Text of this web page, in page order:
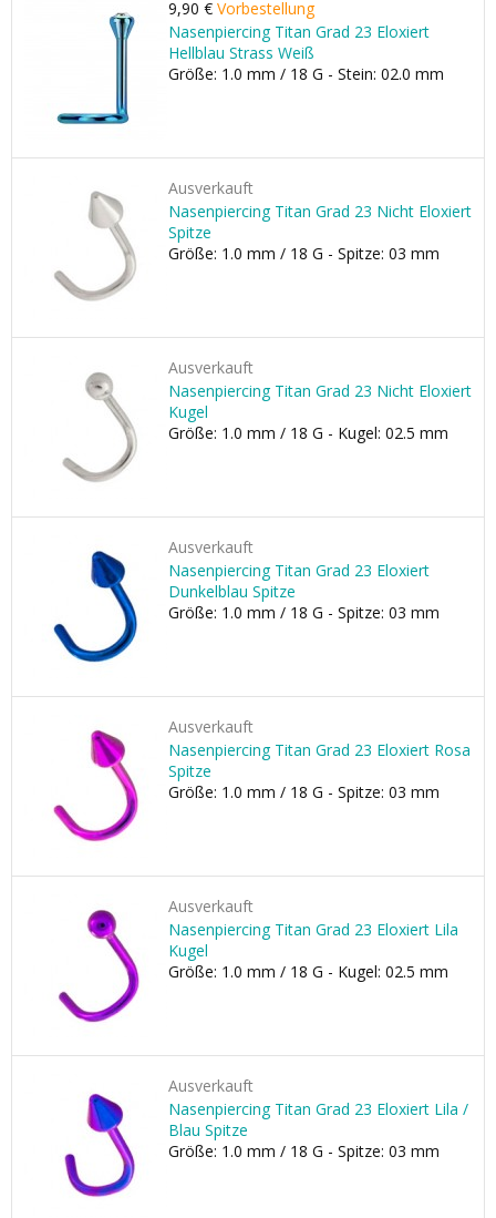
9,90 € Vorbestellung
Nasenpiercing Titan Grad 23 Eloxiert
Hellblau Strass Weiß
Größe: 1.0 mm / 18 G - Stein: 02.0 mm
Ausverkauft
Nasenpiercing Titan Grad 23 Nicht Eloxiert
Spitze
Größe: 1.0 mm / 18 G - Spitze: 03 mm
Ausverkauft
Nasenpiercing Titan Grad 23 Nicht Eloxiert
Kugel
Größe: 1.0 mm / 18 G - Kugel: 02.5 mm
Ausverkauft
Nasenpiercing Titan Grad 23 Eloxiert
Dunkelblau Spitze
Größe: 1.0 mm / 18 G - Spitze: 03 mm
Ausverkauft
Nasenpiercing Titan Grad 23 Eloxiert Rosa
Spitze
Größe: 1.0 mm / 18 G - Spitze: 03 mm
Ausverkauft
Nasenpiercing Titan Grad 23 Eloxiert Lila
Kugel
Größe: 1.0 mm / 18 G - Kugel: 02.5 mm
Ausverkauft
Nasenpiercing Titan Grad 23 Eloxiert Lila /
Blau Spitze
Größe: 1.0 mm / 18 G - Spitze: 03 mm